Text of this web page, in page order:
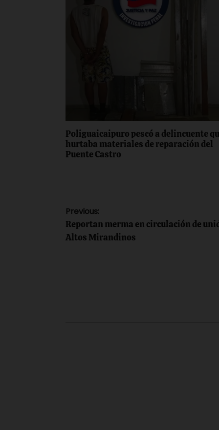
Poliguaicaipuro pescó a delincuente
hurtaba materiales de reparación del
Puente Castro
Navegación
de
Previous:
‎Reportan merma en circulación ‎de
Altos Mirandinos